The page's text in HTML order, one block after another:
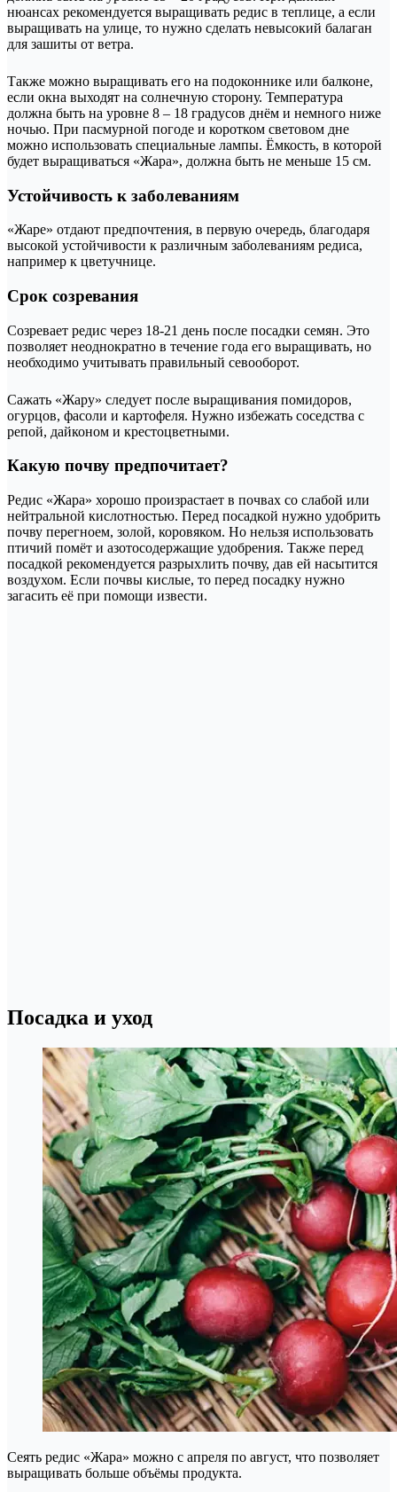
нюансах рекомендуется выращивать редис в теплице, а если
выращивать на улице, то нужно сделать невысокий балаган
для зашиты от ветра.
Также можно выращивать его на подоконнике или балконе,
если окна выходят на солнечную сторону. Температура
должна быть на уровне 8 – 18 градусов днём и немного ниже
ночью. При пасмурной погоде и коротком световом дне
можно использовать специальные лампы. Ёмкость, в которой
будет выращиваться «Жара», должна быть не меньше 15 см.
Устойчивость к заболеваниям
«Жаре» отдают предпочтения, в первую очередь, благодаря
высокой устойчивости к различным заболеваниям редиса,
например к цветучнице.
Срок созревания
Созревает редис через 18-21 день после посадки семян. Это
позволяет неоднократно в течение года его выращивать, но
необходимо учитывать правильный севооборот.
Сажать «Жару» следует после выращивания помидоров,
огурцов, фасоли и картофеля. Нужно избежать соседства с
репой, дайконом и крестоцветными.
Какую почву предпочитает?
Редис «Жара» хорошо произрастает в почвах со слабой или
нейтральной кислотностью. Перед посадкой нужно удобрить
почву перегноем, золой, коровяком. Но нельзя использовать
птичий помёт и азотосодержащие удобрения. Также перед
посадкой рекомендуется разрыхлить почву, дав ей насытится
воздухом. Если почвы кислые, то перед посадку нужно
загасить её при помощи извести.
Посадка и уход
Сеять редис «Жара» можно с апреля по август, что позволяет
выращивать больше объёмы продукта.